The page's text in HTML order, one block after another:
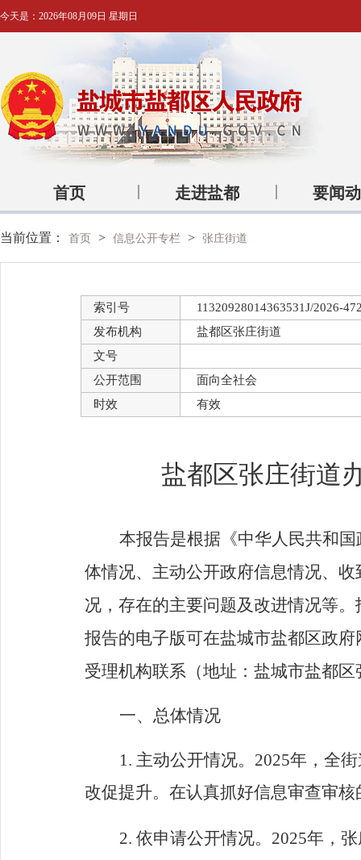
今天是： 2026年08月09日 星期日
首页 走进盐都 要闻
当前位置： 首页 > 信息公开专栏 > 张庄街道
索引号
11320928014363531J/2026-
发布机构
盐都区张庄街道
文号
公开范围
面向全社会
时效
有效
盐都区张庄街道
本报告是根据《中华人民共和
体情况、主动公开政府信息情况、
况，存在的主要问题及改进情况等
报告的电子版可在盐城市盐都区政
受理机构联系（地址：盐城市盐都
一、总体情况
1. 主动公开情况。 2025年，全
改促提升。在认真抓好信息审查审
2. 依申请公开情况。 2025年，